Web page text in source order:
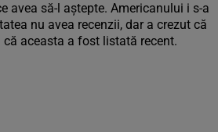
avea să-l aștepte. Americanului i s-a
nu avea recenzii, dar a crezut că
aceasta a fost listată recent.